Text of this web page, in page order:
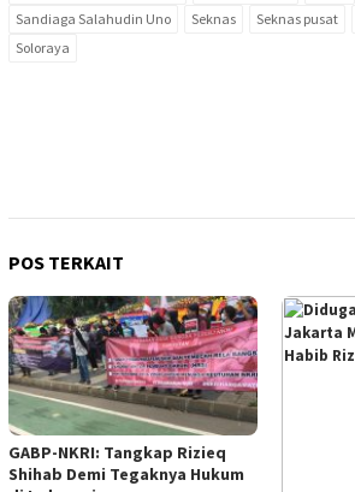
Sandiaga Salahudin Uno
Seknas Seknas pusat
Soloraya
POS TERKAIT
GABP-NKRI: Tangkap Rizieq
Shihab Demi Tegaknya Hukum